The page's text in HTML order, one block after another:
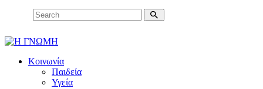
Κοινωνία
Παιδεία
Υγεία